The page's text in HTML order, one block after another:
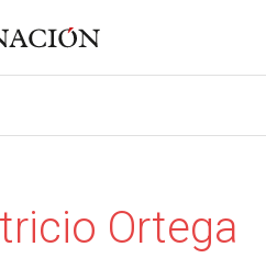
Ortega